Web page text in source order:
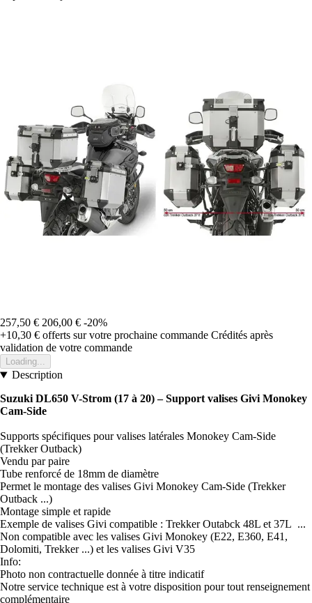
257,50 € 206,00 € -20%
+10,30 € offerts sur votre prochaine commande Crédités après
validation de votre commande
Loading...
Description
Suzuki DL650 V-Strom (17 à 20) – Support valises Givi Monokey
Cam-Side
Supports spécifiques pour valises latérales Monokey Cam-Side
(Trekker Outback)
Vendu par paire
Tube renforcé de 18mm de diamètre
Permet le montage des valises Givi Monokey Cam-Side (Trekker
Outback ...)
Montage simple et rapide
Exemple de valises Givi compatible : Trekker Outabck 48L et 37L ...
Non compatible avec les valises Givi Monokey (E22, E360, E41,
Dolomiti, Trekker ...) et les valises Givi V35
Info:
Photo non contractuelle donnée à titre indicatif
Notre service technique est à votre disposition pour tout renseignement
complémentaire